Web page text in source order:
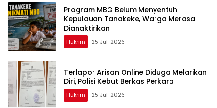
Program MBG Belum Menyentuh
Kepulauan Tanakeke, Warga Merasa
Dianaktirikan
Hukrim 25 Juli 2026
Terlapor Arisan Online Diduga Melarikan
Diri, Polisi Kebut Berkas Perkara
Hukrim 25 Juli 2026